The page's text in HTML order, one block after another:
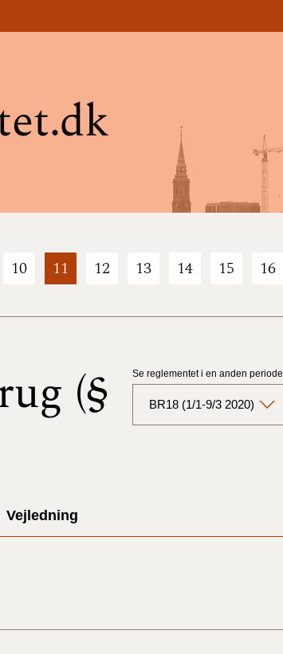
10 11 12 13 14 15 16
(§ Se reglementet i en anden periode
BR18 (1/1-9/3 2020)
Vejledning